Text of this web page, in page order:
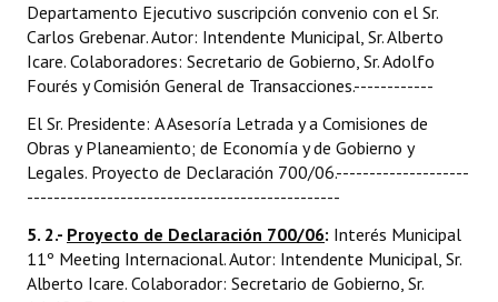
Departamento Ejecutivo suscripción convenio con el Sr.
Carlos Grebenar. Autor: Intendente Municipal, Sr. Alberto
Icare. Colaboradores: Secretario de Gobierno, Sr. Adolfo
Fourés y Comisión General de Transacciones.------------
El Sr. Presidente: A Asesoría Letrada y a Comisiones de
Obras y Planeamiento; de Economía y de Gobierno y
Legales. Proyecto de Declaración 700/06.--------------------
-----------------------------------------------
5. 2.- Proyecto de Declaración 700/06: Interés Municipal
11º Meeting Internacional. Autor: Intendente Municipal, Sr.
Alberto Icare. Colaborador: Secretario de Gobierno, Sr.